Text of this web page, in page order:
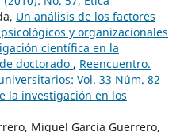
Un análisis de los factores
y organizacionales
científica en la
doctorado , Reencuentro.
Vol. 33 Núm. 82
la investigación en los
Miguel García Guerrero,